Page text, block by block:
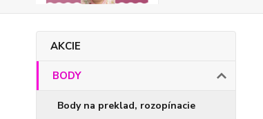
AKCIE
BODY
Body na preklad, rozopínacie